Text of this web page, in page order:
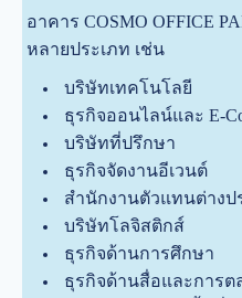
อาคาร COSMO OFFICE
หลายประเภท เช่น
บริษัทเทคโนโลยี
ธุรกิจออนไลน์และ E-
บริษัทที่ปรึกษา
ธุรกิจจัดงานอีเวนต์
สำนักงานตัวแทนต่างป
บริษัทโลจิสติกส์
ธุรกิจด้านการศึกษา
ธุรกิจด้านสื่อและการต